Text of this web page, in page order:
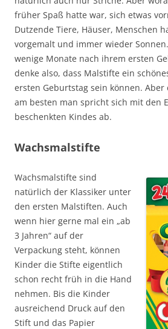
früher Spaß hatte war, sich etwas
Dutzende Tiere, Häuser, Menschen
vorgemalt und immer wieder
wenige Monate nach ihrem ersten
denke also, dass Malstifte ein
ersten Geburtstag sein können.
am besten man spricht sich mit den
beschenkten Kindes ab.
Wachsmalstifte
Wachsmalstifte sind
natürlich der Klassiker unter
den ersten Malstiften. Auch
wenn hier gerne mal ein „ab
3 Jahren“ auf der
Verpackung steht, können
Kinder die Stifte eigentlich
schon recht früh in die Hand
nehmen. Bis die Kinder
ausreichend Druck auf den
Stift und das Papier